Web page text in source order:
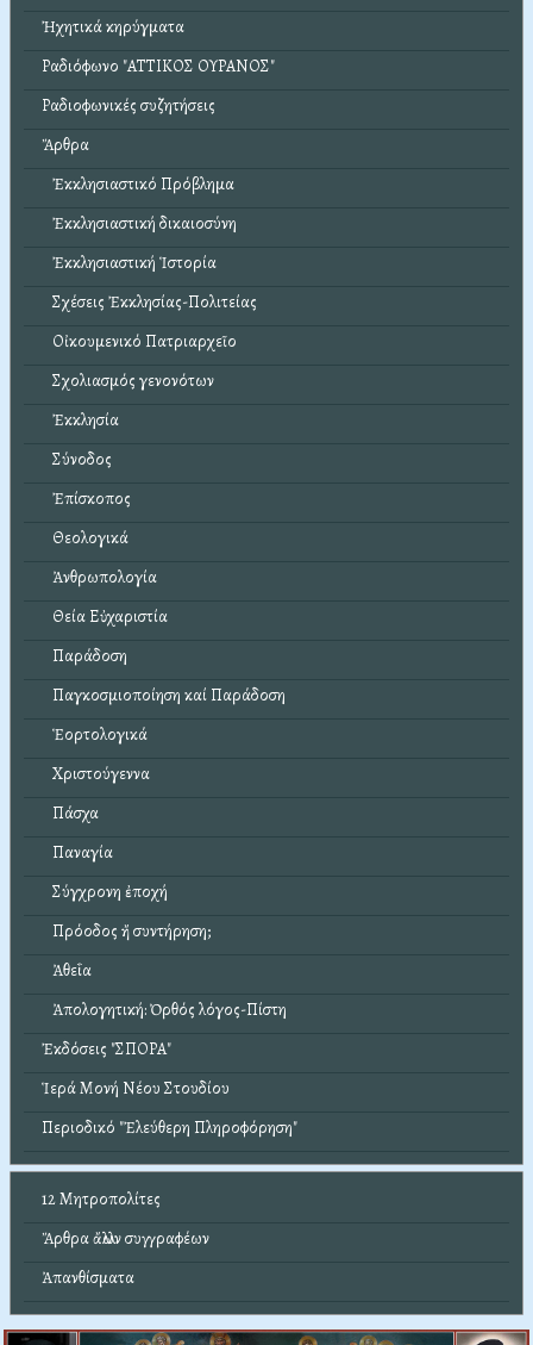
Ἠχητικά κηρύγματα
Ραδιόφωνο "ΑΤΤΙΚΟΣ ΟΥΡΑΝΟΣ"
Ραδιοφωνικές συζητήσεις
Ἄρθρα
Ἐκκλησιαστικό Πρόβλημα
Ἐκκλησιαστική δικαιοσύνη
Ἐκκλησιαστική Ἱστορία
Σχέσεις Ἐκκλησίας-Πολιτείας
Οἰκουμενικό Πατριαρχεῖο
Σχολιασμός γενονότων
Ἐκκλησία
Σύνοδος
Ἐπίσκοπος
Θεολογικά
Ἀνθρωπολογία
Θεία Εὐχαριστία
Παράδοση
Παγκοσμιοποίηση καί Παράδοση
Ἑορτολογικά
Χριστούγεννα
Πάσχα
Παναγία
Σύγχρονη ἐποχή
Πρόοδος ἤ συντήρηση;
Ἀθεΐα
Ἀπολογητική: Ὀρθός λόγος-Πίστη
Ἐκδόσεις "ΣΠΟΡΑ"
Ἱερά Μονή Νέου Στουδίου
Περιοδικό "Ἐλεύθερη Πληροφόρηση"
12 Μητροπολίτες
Ἄρθρα ἄλλων συγγραφέων
Ἀπανθίσματα